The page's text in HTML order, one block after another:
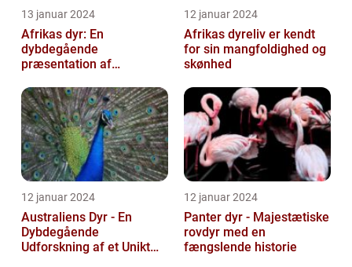
13 januar 2024
Afrikas dyr: En
dybdegående
præsentation af
dyreliv
12 januar 2024
Afrikas dyreliv er kendt
for sin mangfoldighed og
skønhed
12 januar 2024
Australiens Dyr - En
Dybdegående
Udforskning af et Unikt
12 januar 2024
Panter dyr - Majestætiske
rovdyr med en
fængslende historie